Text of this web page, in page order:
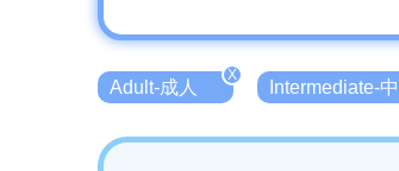
Adult-成人
X
Intermediate-